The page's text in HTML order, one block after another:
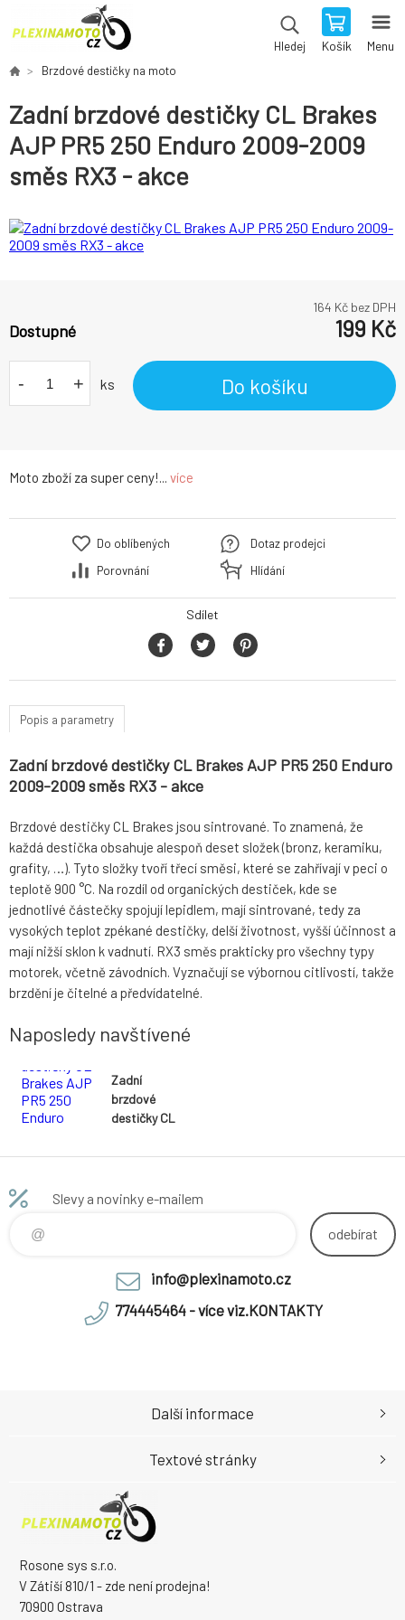
Hledej Košík Menu
Brzdové destičky na moto
Zadní brzdové destičky CL Brakes
AJP PR5 250 Enduro 2009-2009
směs RX3 - akce
Moto zboží za super ceny!... více
164 Kč bez DPH
Dostupné 199 Kč
- + ks Do košíku
Do oblíbených
Porovnání
Dotaz prodejci
Hlídání
Sdílet
Popis a parametry
Zadní brzdové destičky CL Brakes AJP PR5 250 Enduro
2009-2009 směs RX3 - akce
Brzdové destičky CL Brakes jsou sintrované. To znamená, že
každá destička obsahuje alespoň deset složek (bronz, keramiku,
grafity, …). Tyto složky tvoří třecí směsi, které se zahřívají v peci o
teplotě 900 °C. Na rozdíl od organických destiček, kde se
jednotlivé částečky spojují lepidlem, mají sintrované, tedy za
vysokých teplot zpékané destičky, delší životnost, vyšší účinnost a
mají nižší sklon k vadnutí. RX3 směs prakticky pro všechny typy
motorek, včetně závodních. Vyznačují se výbornou citlivostí, takže
brzdění je čitelné a předvídatelné.
Naposledy navštívené
Zadní
brzdové
destičky CL
PR5 250
2009-2009
Slevy a novinky e-mailem
odebírat
info@plexinamoto.cz
774445464 - více viz.KONTAKTY
Rosone sys s.r.o.
V Zátiší 810/1 - zde není prodejna!
70900 Ostrava
Další informace
Textové stránky